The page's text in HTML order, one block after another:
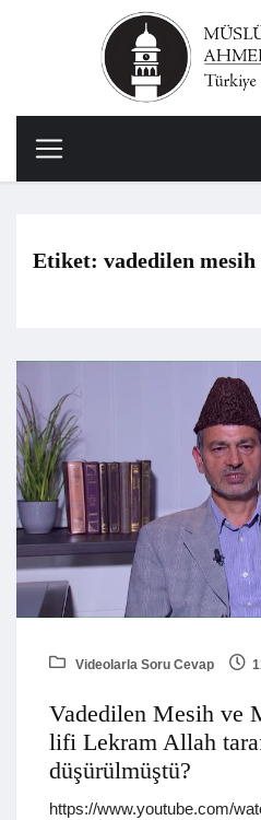
Etiket: vadedilen mesih
Videolarla Soru Cevap
Vadedilen Mesih ve
lifi Lekram Allah
düşürülmüştü?
https://www.youtube.com/